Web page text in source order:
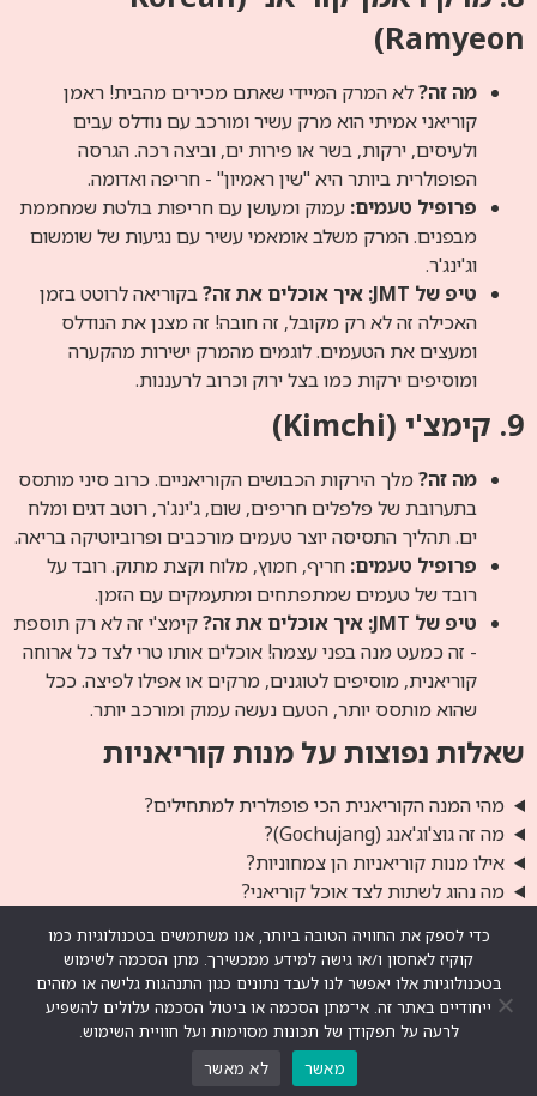
Ramyeon)
מה זה?לא המרק המיידי שאתם מכירים מהבית! ראמן
קוריאני אמיתי הוא מרק עשיר ומורכב עם נודלס עבים
ולעיסים, ירקות, בשר או פירות ים, וביצה רכה. הגרסה
הפופולרית ביותר היא "שין ראמיון" - חריפה ואדומה.
פרופיל טעמים: עמוק ומעושן עם חריפות בולטת שמחממת
מבפנים. המרק משלב אומאמי עשיר עם נגיעות של שומשום
וג'ינג'ר.
טיפ של JMT: איך אוכלים את זה?
בקוריאה לרוטט בזמן
האכילה זה לא רק מקובל, זה חובה! זה מצנן את הנודלס
ומעצים את הטעמים. לוגמים מהמרק ישירות מהקערה
ומוסיפים ירקות כמו בצל ירוק וכרוב לרעננות.
9. קימצ'י (Kimchi)
מה זה?מלך הירקות הכבושים הקוריאניים. כרוב סיני מותסס
בתערובת של פלפלים חריפים, שום, ג'ינג'ר, רוטב דגים ומלח
ים. תהליך התסיסה יוצר טעמים מורכבים ופרוביוטיקה בריאה.
פרופיל טעמים: חריף, חמוץ, מלוח וקצת מתוק. רובד על
רובד של טעמים שמתפתחים ומתעמקים עם הזמן.
טיפ של JMT: איך אוכלים את זה?
קימצ'י זה לא רק תוספת
- זה כמעט מנה בפני עצמה! אוכלים אותו טרי לצד כל ארוחה
קוריאנית, מוסיפים לטוגנים, מרקים או אפילו לפיצה. ככל
שהוא מותסס יותר, הטעם נעשה עמוק ומורכב יותר.
שאלות נפוצות על מנות קוריאניות
מהי המנה הקוריאנית הכי פופולרית למתחילים?
מה זה גוצ'וג'אנג (Gochujang)?
אילו מנות קוריאניות הן צמחוניות?
מה נהוג לשתות לצד אוכל קוריאני?
תל אביב, אוהזמינו משלוחעוד היום!
Jon Mattaeng
כל הזכויות שמורות
כדי לספק את החוויה הטובה ביותר, אנו משתמשים בטכנולוגיות כמו
קוקיז לאחסון ו/או גישה למידע ממכשירך. מתן הסכמה לשימוש
בטכנולוגיות אלו יאפשר לנו לעבד נתונים כגון התנהגות גלישה או מזהים
ייחודיים באתר זה. אי־מתן הסכמה או ביטול הסכמה עלולים להשפיע
לרעה על תפקודן של תכונות מסוימות ועל חוויית השימוש.
מאשר
לא מאשר